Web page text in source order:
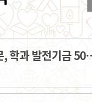
박준홍(페르시아어.이